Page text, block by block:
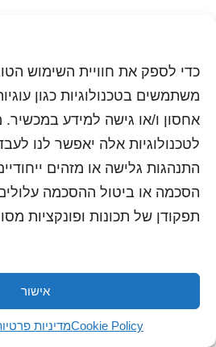
כדי לספק את חוויית השימוש
אחסון ו/או גישה למידע
לטכנולוגיות אלה יאפשר לנו לעבד
התנהגות גלישה או מזהים
הסכמה או ביטול ההסכמה
תפקודן של תכונות ופונקציות
אישור
Cookie Policyמדיניות
"היוצרים"